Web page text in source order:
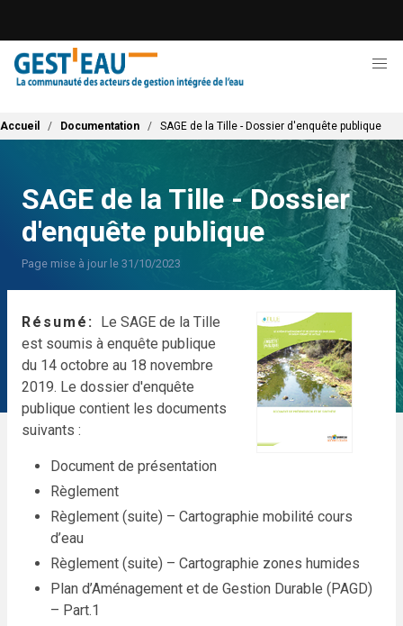
contenu
principal
Fil d'Ariane
Accueil Documentation SAGE de la Tille - Dossier d'enquête publique
SAGE de la Tille - Dossier
d'enquête publique
Page mise à jour le 31/10/2023
Résumé
Le SAGE de la Tille
est soumis à enquête publique
du 14 octobre au 18 novembre
2019. Le dossier d'enquête
publique contient les documents
suivants :
Document de présentation
Règlement
Règlement (suite) – Cartographie mobilité cours
d’eau
Règlement (suite) – Cartographie zones humides
Plan d’Aménagement et de Gestion Durable (PAGD)
– Part.1